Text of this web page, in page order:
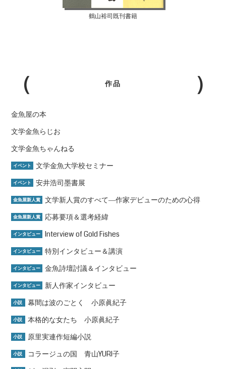
鶴山裕司既刊書籍
作品
金魚屋の本
文学金魚らじお
文学金魚ちゃんねる
イベント 文学金魚大学校セミナー
イベント 安井浩司墨書展
金魚屋新人賞 文学新人賞のすべて―作家デビューのための心得
金魚屋新人賞 応募要項＆選考経緯
インタビュー Interview of Gold Fishes
インタビュー 特別インタビュー＆講演
インタビュー 金魚詩壇討議＆インタビュー
インタビュー 新人作家インタビュー
小説 幕間は波のごとく 小原眞紀子
小説 本格的な女たち 小原眞紀子
小説 原里実連作短編小説
小説 コラージュの国 青山YURI子